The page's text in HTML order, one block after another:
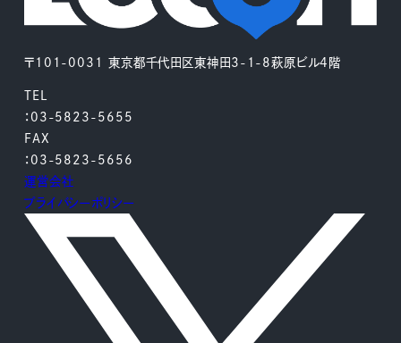
〒101-0031 東京都千代田区東神田3-1-8萩原ビル4階
TEL
：03-5823-5655
FAX
：03-5823-5656
運営会社
プライバシーポリシー